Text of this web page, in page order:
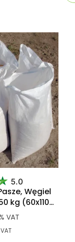
5.0
Węgiel
kg (60x110
VAT